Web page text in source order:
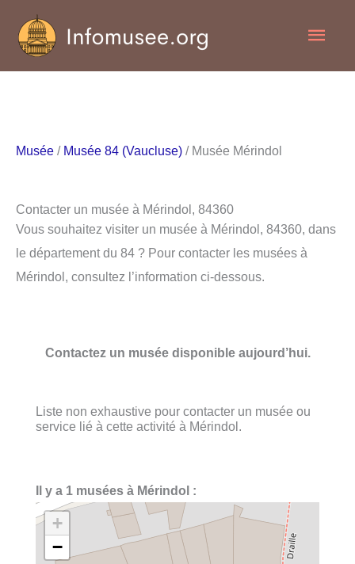
contenu
Musée / Musée 84 (Vaucluse) / Musée Mérindol
Contacter un musée à Mérindol, 84360
Vous souhaitez visiter un musée à Mérindol, 84360, dans
le département du 84 ? Pour contacter les musées à
Mérindol, consultez l’information ci-dessous.
Contactez un musée disponible aujourd’hui.
Liste non exhaustive pour contacter un musée ou
service lié à cette activité à Mérindol.
Il y a 1 musées à Mérindol :
+
−